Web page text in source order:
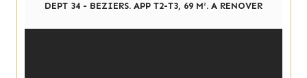
DEPT 34 - BEZIERS. APP T2-T3, 69 M². A RENOVER